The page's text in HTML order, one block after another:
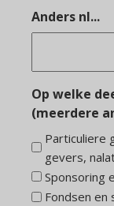
Anders nl...
Op welke
(meerdere
Particuliere
gevers,
Sponsoring
Fondsen en